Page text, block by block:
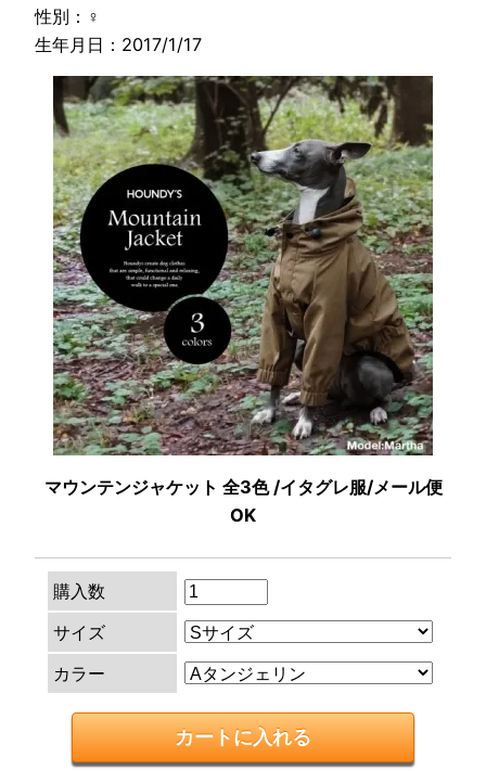
性別：♀
生年月日：2017/1/17
マウンテンジャケット 全3色 /イタグレ服/メール便
OK
購入数
サイズ
カラー